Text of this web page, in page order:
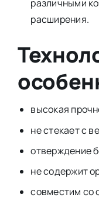
различными
расширения.
высокая
не стекает с
отверждение
не содержит
совместим со